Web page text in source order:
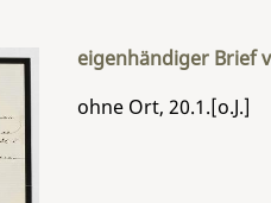
eigenhändiger Brief
ohne Ort, 20.1.[o.J.]